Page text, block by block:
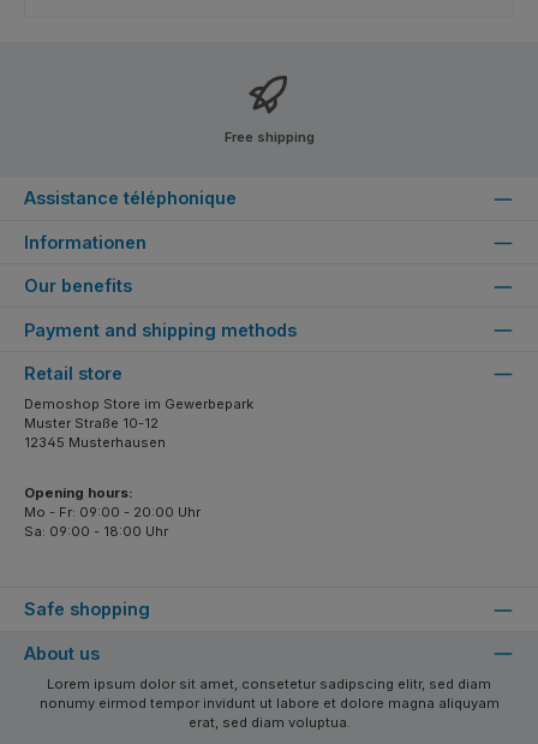
Free shipping
Assistance téléphonique
Informationen
Our benefits
Payment and shipping methods
Safe shopping
Retail store
Demoshop Store im Gewerbepark
Muster Straße 10-12
12345 Musterhausen
Opening hours:
Mo - Fr: 09:00 - 20:00 Uhr
Sa: 09:00 - 18:00 Uhr
About us
Lorem ipsum dolor sit amet, consetetur sadipscing elitr, sed diam
nonumy eirmod tempor invidunt ut labore et dolore magna aliquyam
erat, sed diam voluptua.